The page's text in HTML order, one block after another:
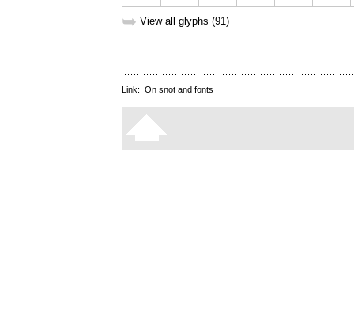
➥ View all glyphs (91)
Link: On snot and fonts